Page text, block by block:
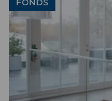
FONDS